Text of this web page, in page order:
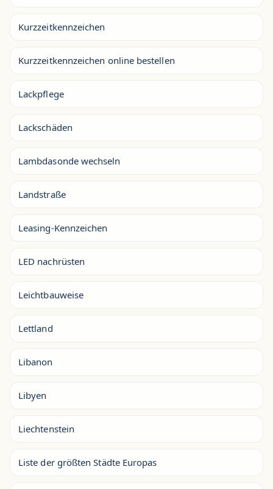
Kurzzeitkennzeichen
Kurzzeitkennzeichen online bestellen
Lackpflege
Lackschäden
Lambdasonde wechseln
Landstraße
Leasing-Kennzeichen
LED nachrüsten
Leichtbauweise
Lettland
Libanon
Libyen
Liechtenstein
Liste der größten Städte Europas